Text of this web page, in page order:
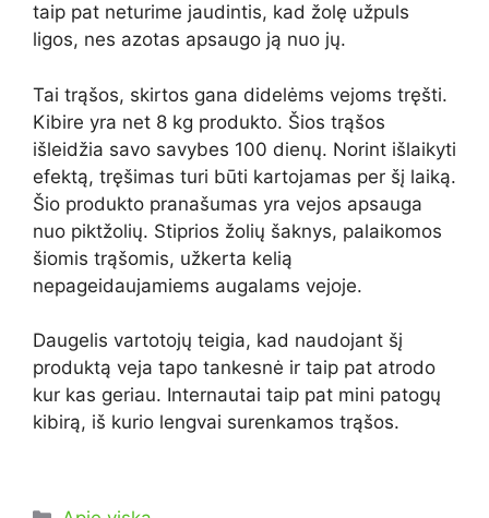
taip pat neturime jaudintis, kad žolę užpuls
ligos, nes azotas apsaugo ją nuo jų.
Tai trąšos, skirtos gana didelėms vejoms tręšti.
Kibire yra net 8 kg produkto. Šios trąšos
išleidžia savo savybes 100 dienų. Norint išlaikyti
efektą, tręšimas turi būti kartojamas per šį laiką.
Šio produkto pranašumas yra vejos apsauga
nuo piktžolių. Stiprios žolių šaknys, palaikomos
šiomis trąšomis, užkerta kelią
nepageidaujamiems augalams vejoje.
Daugelis vartotojų teigia, kad naudojant šį
produktą veja tapo tankesnė ir taip pat atrodo
kur kas geriau. Internautai taip pat mini patogų
kibirą, iš kurio lengvai surenkamos trąšos.
Kategorijos